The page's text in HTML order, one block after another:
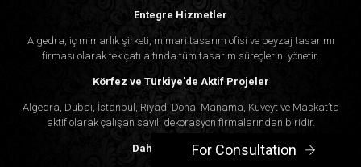
For Consultation
Entegre Hizmetler
Algedra, iç mimarlık şirketi, mimari tasarım ofisi ve peyzaj tasarımı
firması olarak tek çatı altında tüm tasarım süreçlerini yönetir.
Körfez ve Türkiye'de Aktif Projeler
Algedra, Dubai, İstanbul, Riyad, Doha, Manama, Kuveyt ve Maskat’ta
aktif olarak çalışan sayılı dekorasyon firmalarından biridir.
Dahili Proje Süreci